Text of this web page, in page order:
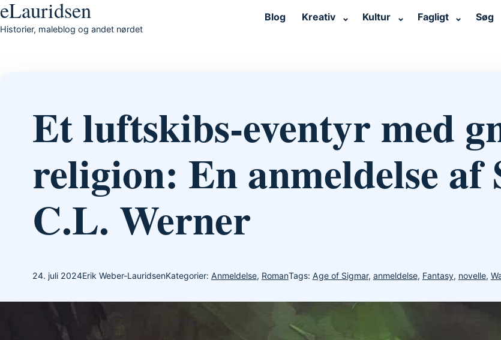
Gå til indhold
eLauridsen
Historier, maleblog og andet nørdet
Blog Kreativ ⌄ Kultur ⌄ Fagligt ⌄ Søg
Et luftskibs-eventyr med
religion: En anmeldelse af
C.L. Werner
24. juli 2024Erik Weber-LauridsenKategorier: Anmeldelse, RomanTags: Age of Sigmar, anmeldelse, Fantasy, novelle,